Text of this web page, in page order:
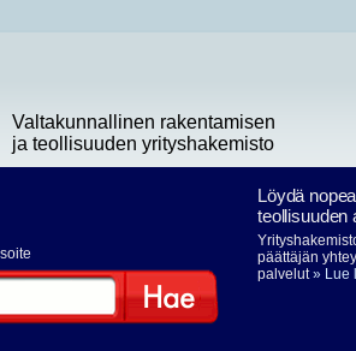
Valtakunnallinen rakentamisen
ja teollisuuden yrityshakemisto
Löydä
teollisuuden
päättäjän
palvelut» Lue